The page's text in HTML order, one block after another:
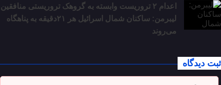
اعدام ۲ تروریست وابسته به گروهک تروریستی منافقین
لیبرمن: ساکنان شمال اسرائیل هر ۲۱دقیقه به پناهگاه
می‌روند
ثبت دیدگاه